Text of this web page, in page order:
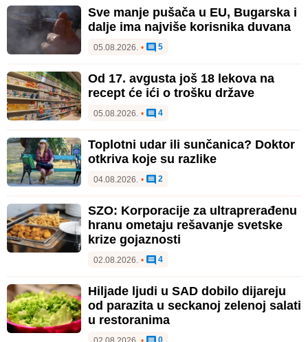
Sve manje pušača u EU, Bugarska i
dalje ima najviše korisnika duvana
05.08.2026. • 5
Od 17. avgusta još 18 lekova na
recept će ići o trošku države
05.08.2026. • 4
Toplotni udar ili sunčanica? Doktor
otkriva koje su razlike
04.08.2026. • 2
SZO: Korporacije za ultraprerađenu
hranu ometaju rešavanje svetske
krize gojaznosti
02.08.2026. • 4
Hiljade ljudi u SAD dobilo dijareju
od parazita u seckanoj zelenoj salati
u restoranima